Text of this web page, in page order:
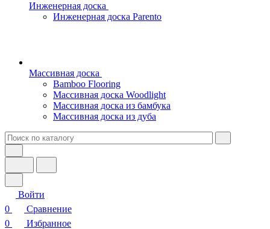
Инженерная доска
Инженерная доска Parento
Массивная доска
Bamboo Flooring
Массивная доска Woodlight
Массивная доска из бамбука
Массивная доска из дуба
Войти
0
Сравнение
0
Избранное